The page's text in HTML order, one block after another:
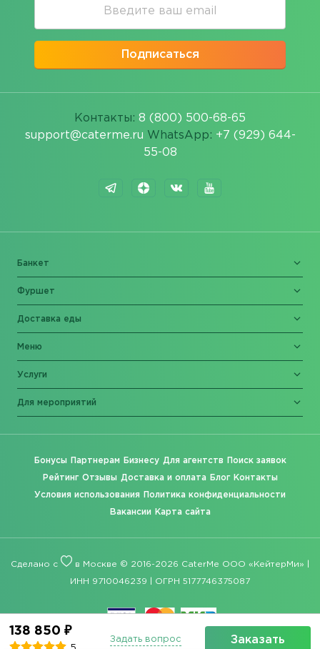
138 850 ₽
Заказать
Задать вопрос
Подписаться
Контакты: 8 (800) 500-68-65
support@caterme.ru WhatsApp: +7 (929) 644-
55-08
Банкет
Фуршет
Доставка еды
Меню
Услуги
Для мероприятий
Бонусы Партнерам Бизнесу Для агентств Поиск заявок
Рейтинг Отзывы Доставка и оплата Блог Контакты
Условия использования Политика конфиденциальности
Вакансии Карта сайта
Сделано с в Москве © 2016-2026 CaterMe ООО «КейтерМи» |
ИНН 9710046239 | ОГРН 5177746375087